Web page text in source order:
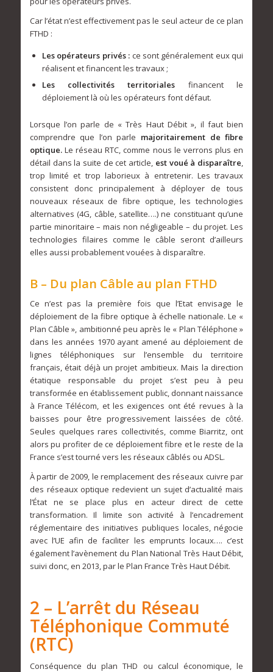
Car l’état n’est effectivement pas le seul acteur de ce plan
FTHD :
Les opérateurs privés : ce sont généralement eux qui
réalisent et financent les travaux ;
Les collectivités territoriales financent le
déploiement là où les opérateurs font défaut.
Lorsque l’on parle de « Très Haut Débit », il faut bien
comprendre que l’on parle majoritairement de fibre
optique. Le réseau RTC, comme nous le verrons plus en
détail dans la suite de cet article, est voué à disparaître
trop limité et trop laborieux à entretenir. Les travaux
consistent donc principalement à déployer de tous
nouveaux réseaux de fibre optique, les technologies
alternatives (4G, câble, satellite….) ne constituant qu’une
partie minoritaire – mais non négligeable – du projet. Les
technologies filaires comme le câble seront d’ailleurs
elles aussi probablement vouées à disparaître.
B – Du plan Câble au plan FTHD
Ce n’est pas la première fois que l’Etat envisage le
déploiement de la fibre optique à échelle nationale. Le «
Plan Câble », ambitionné peu après le « Plan Téléphone »
dans les années 1970 ayant amené au déploiement de
lignes téléphoniques sur l’ensemble du territoire
français, était déjà un projet ambitieux. Mais la direction
étatique responsable du projet s’est peu à peu
transformée en établissement public, donnant naissance
à France Télécom, et les exigences ont été revues à la
baisses pour être progressivement laissées de côté.
Seules quelques rares collectivités, comme Biarritz, ont
alors pu profiter de ce déploiement fibre et le reste de la
France s’est tourné vers les réseaux câblés ou ADSL.
À partir de 2009, le remplacement des réseaux cuivre par
des réseaux optique redevient un sujet d’actualité mais
l’État ne se place plus en acteur direct de cette
transformation. Il limite son activité à l’encadrement
réglementaire des initiatives publiques locales, négocie
avec l’UE afin de faciliter les emprunts locaux…. c’est
également l’avènement du Plan National Très Haut Débit,
suivi donc, en 2013, par le Plan France Très Haut Débit.
2 – L’arrêt du Réseau
Téléphonique Commuté
(RTC)
Conséquence du plan THD ou calcul économique, le